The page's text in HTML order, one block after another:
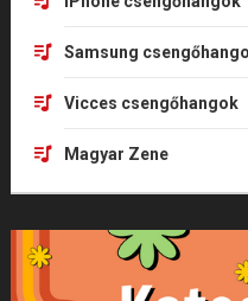
Samsung
Vicces csengőhangok
Magyar Zene